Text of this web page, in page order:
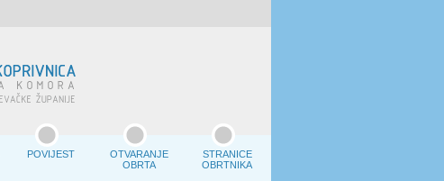
POVIJEST
OTVARANJE
OBRTA
STRANICE
OBRTNIKA